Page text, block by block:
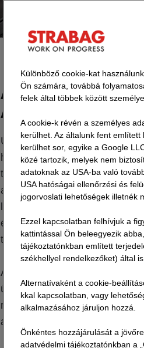
Aszfalt
Ausztriában
Újrahasznosított aszfaltból
hogy "régi" vagy "rossz".
takarít meg, mint a bitumen
alkalmazni. Az A1-es
együttműködés és
tették lehetővé.
Az aszfalt
útfelújítás újrahasznosított
minőség romlása nélkül is
az A1-es egy igencsak
Különböző cookie-kat
Ön számára, továbbá
felek által többek között
A cookie-k révén a személyes
kerülhet. Az általunk fent
kerülhet sor, egyike a Google
közé tartozik, melyek nem
adatoknak az USA-ba való
USA hatóságai ellenőrzési és
jogorvoslati lehetőségek illetnék
Ezzel kapcsolatban felhívjuk a
kattintással Ön beleegyezik
tájékoztatónkban említett
székhellyel rendelkezőket) által
Alternatívaként a cookie-
kkal kapcsolatban, vagy
alkalmazásához járuljon hozzá.
Önkéntes hozzájárulását a
adatvédelmi tájékoztatónkban a